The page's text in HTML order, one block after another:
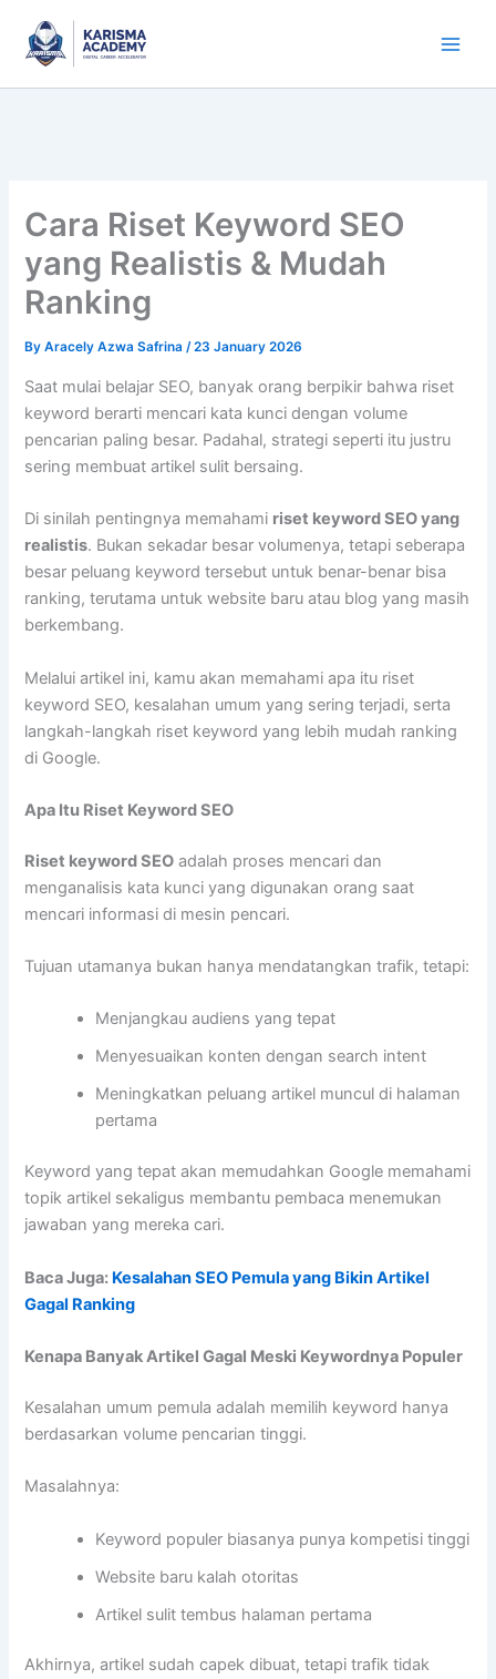
content
Cara Riset Keyword SEO
yang Realistis & Mudah
Ranking
ByAracely Azwa Safrina/23 January 2026
Saat mulai belajar SEO, banyak orang berpikir bahwa riset
keyword berarti mencari kata kunci dengan volume
pencarian paling besar. Padahal, strategi seperti itu justru
sering membuat artikel sulit bersaing.
Di sinilah pentingnya memahami riset keyword SEO yang
realistis. Bukan sekadar besar volumenya, tetapi seberapa
besar peluang keyword tersebut untuk benar-benar bisa
ranking, terutama untuk website baru atau blog yang masih
berkembang.
Melalui artikel ini, kamu akan memahami apa itu riset
keyword SEO, kesalahan umum yang sering terjadi, serta
langkah-langkah riset keyword yang lebih mudah ranking
di Google.
Apa Itu Riset Keyword SEO
Riset keyword SEO adalah proses mencari dan
menganalisis kata kunci yang digunakan orang saat
mencari informasi di mesin pencari.
Tujuan utamanya bukan hanya mendatangkan trafik, tetapi:
Menjangkau audiens yang tepat
Menyesuaikan konten dengan search intent
Meningkatkan peluang artikel muncul di halaman
pertama
Keyword yang tepat akan memudahkan Google memahami
topik artikel sekaligus membantu pembaca menemukan
jawaban yang mereka cari.
Baca Juga: Kesalahan SEO Pemula yang Bikin Artikel
Gagal Ranking
Kenapa Banyak Artikel Gagal Meski Keywordnya Populer
Kesalahan umum pemula adalah memilih keyword hanya
berdasarkan volume pencarian tinggi.
Masalahnya:
Keyword populer biasanya punya kompetisi tinggi
Website baru kalah otoritas
Artikel sulit tembus halaman pertama
Akhirnya, artikel sudah capek dibuat, tetapi trafik tidak